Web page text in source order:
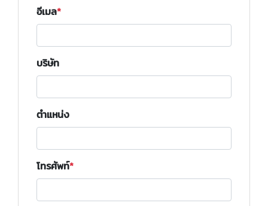
อีเมล
บริษัท
ตำแหน่ง
โทรศัพท์